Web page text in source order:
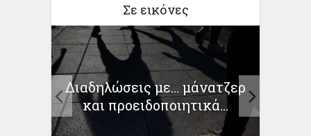
Σε εικόνες
Διαδηλώσεις με… μάνατζερ
και προειδοποιητικά...